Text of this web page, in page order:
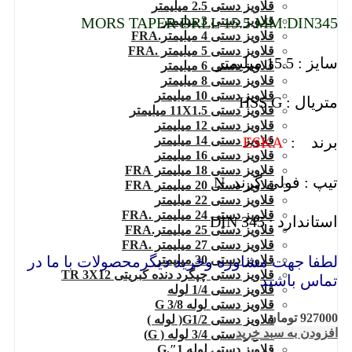
قلاویز دستی 2.5 میلیمتر
قلاویز دستی 3 میلیمتر
قلاویز دستی 4 میلیمتر.FRA
قلاویز دستی 5 میلیمتر .FRA
قلاویز دستی 6 میلیمتر
قلاویز دستی 8 میلیمتر
قلاویز دستی 10 میلیمتر
قلاویز دستی 11X1.5 میلیمتر
قلاویز دستی 12 میلیمتر
قلاویز دستی 14 میلیمتر
قلاویز دستی 16 میلیمتر
قلاویز دستی 18 میلیمتر FRA
قلاویز دستی 20 میلیمتر FRA
قلاویز دستی 22 میلیمتر
قلاویز دستی 24 میلیمتر .FRA
قلاویز دستی 25 میلیمتر.FRA
قلاویز دستی 27 میلیمتر .FRA
قلاویز دستی 30 میلیمتر
قلاویز دستی چپگرد دنده کبریتی TR 3X12
قلاویز دستی 1/4 لوله
قلاویز دستی لوله G 3/8
قلاویز دستی G1/2( لوله )
قلاویز دستی 3/4 لوله ( G)
قلاویز دستی لوله 1″.G
MORS TAPER DRLL 15.5 MM.DIN345
سایز : 15.5 میلیمتر
متریال : HSS.G
برند :ESKA
تیپ : فولی گرند .N
استاندارد : DIN 345
لطفا جهت مشاوره وخرید دیگرمحصولات با ما در
تماس باشید
927000 تومان
افزودن به سبد خرید